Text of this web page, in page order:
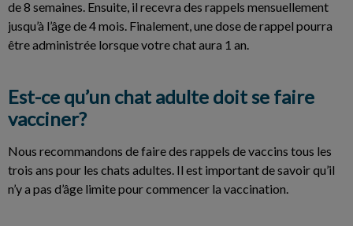
de 8 semaines. Ensuite, il recevra des rappels mensuellement
jusqu’à l’âge de 4 mois. Finalement, une dose de rappel pourra
être administrée lorsque votre chat aura 1 an.
Est-ce qu’un chat adulte doit se faire
vacciner?
Nous recommandons de faire des rappels de vaccins tous les
trois ans pour les chats adultes. Il est important de savoir qu’il
n’y a pas d’âge limite pour commencer la vaccination.